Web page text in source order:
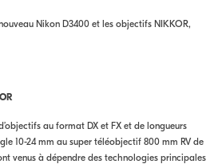
Nikon D3400 et les objectifs NIKKOR,
au format DX et FX et de longueurs
10-24 mm au super téléobjectif 800 mm RV de
venus à dépendre des technologies principales